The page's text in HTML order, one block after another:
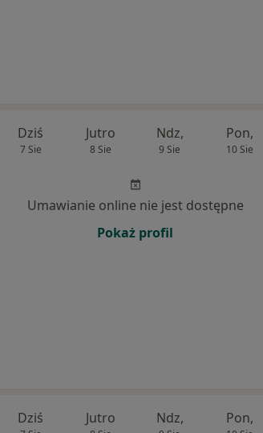
Dziś
7 Sie
Jutro
8 Sie
Ndz,
9 Sie
Pon,
10 Sie
Umawianie online nie jest dostępne
Pokaż profil
Dziś Jutro Ndz, Pon,